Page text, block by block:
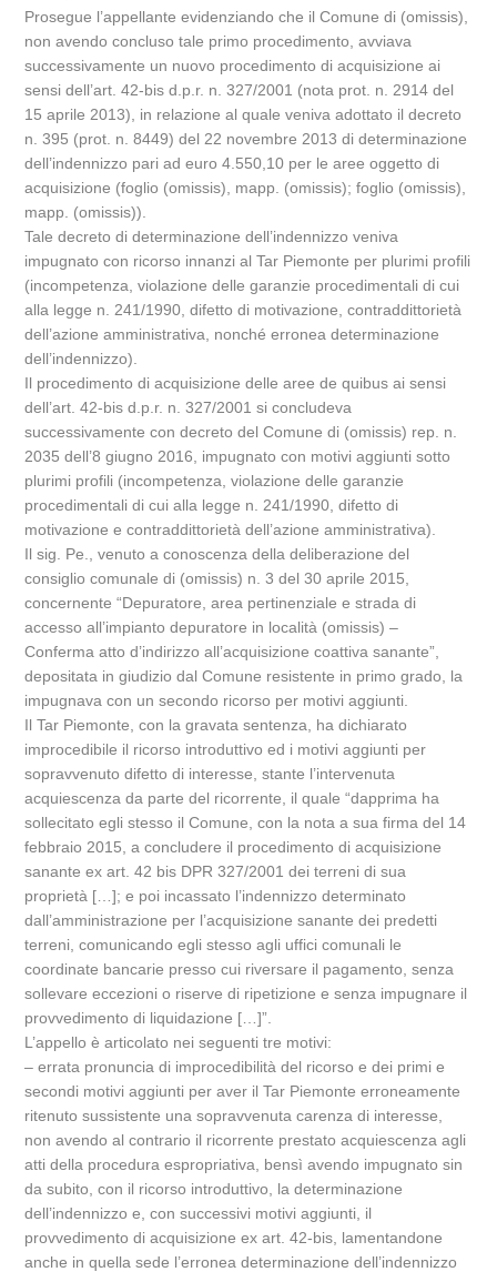
Prosegue l’appellante evidenziando che il Comune di (omissis),
non avendo concluso tale primo procedimento, avviava
successivamente un nuovo procedimento di acquisizione ai
sensi dell’art. 42-bis d.p.r. n. 327/2001 (nota prot. n. 2914 del
15 aprile 2013), in relazione al quale veniva adottato il decreto
n. 395 (prot. n. 8449) del 22 novembre 2013 di determinazione
dell’indennizzo pari ad euro 4.550,10 per le aree oggetto di
acquisizione (foglio (omissis), mapp. (omissis); foglio (omissis),
mapp. (omissis)).
Tale decreto di determinazione dell’indennizzo veniva
impugnato con ricorso innanzi al Tar Piemonte per plurimi profili
(incompetenza, violazione delle garanzie procedimentali di cui
alla legge n. 241/1990, difetto di motivazione, contraddittorietà
dell’azione amministrativa, nonché erronea determinazione
dell’indennizzo).
Il procedimento di acquisizione delle aree de quibus ai sensi
dell’art. 42-bis d.p.r. n. 327/2001 si concludeva
successivamente con decreto del Comune di (omissis) rep. n.
2035 dell’8 giugno 2016, impugnato con motivi aggiunti sotto
plurimi profili (incompetenza, violazione delle garanzie
procedimentali di cui alla legge n. 241/1990, difetto di
motivazione e contraddittorietà dell’azione amministrativa).
Il sig. Pe., venuto a conoscenza della deliberazione del
consiglio comunale di (omissis) n. 3 del 30 aprile 2015,
concernente “Depuratore, area pertinenziale e strada di
accesso all’impianto depuratore in località (omissis) –
Conferma atto d’indirizzo all’acquisizione coattiva sanante”,
depositata in giudizio dal Comune resistente in primo grado, la
impugnava con un secondo ricorso per motivi aggiunti.
Il Tar Piemonte, con la gravata sentenza, ha dichiarato
improcedibile il ricorso introduttivo ed i motivi aggiunti per
sopravvenuto difetto di interesse, stante l’intervenuta
acquiescenza da parte del ricorrente, il quale “dapprima ha
sollecitato egli stesso il Comune, con la nota a sua firma del 14
febbraio 2015, a concludere il procedimento di acquisizione
sanante ex art. 42 bis DPR 327/2001 dei terreni di sua
proprietà […]; e poi incassato l’indennizzo determinato
dall’amministrazione per l’acquisizione sanante dei predetti
terreni, comunicando egli stesso agli uffici comunali le
coordinate bancarie presso cui riversare il pagamento, senza
sollevare eccezioni o riserve di ripetizione e senza impugnare il
provvedimento di liquidazione […]”.
L’appello è articolato nei seguenti tre motivi:
– errata pronuncia di improcedibilità del ricorso e dei primi e
secondi motivi aggiunti per aver il Tar Piemonte erroneamente
ritenuto sussistente una sopravvenuta carenza di interesse,
non avendo al contrario il ricorrente prestato acquiescenza agli
atti della procedura espropriativa, bensì avendo impugnato sin
da subito, con il ricorso introduttivo, la determinazione
dell’indennizzo e, con successivi motivi aggiunti, il
provvedimento di acquisizione ex art. 42-bis, lamentandone
anche in quella sede l’erronea determinazione dell’indennizzo